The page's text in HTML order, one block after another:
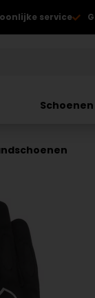
service